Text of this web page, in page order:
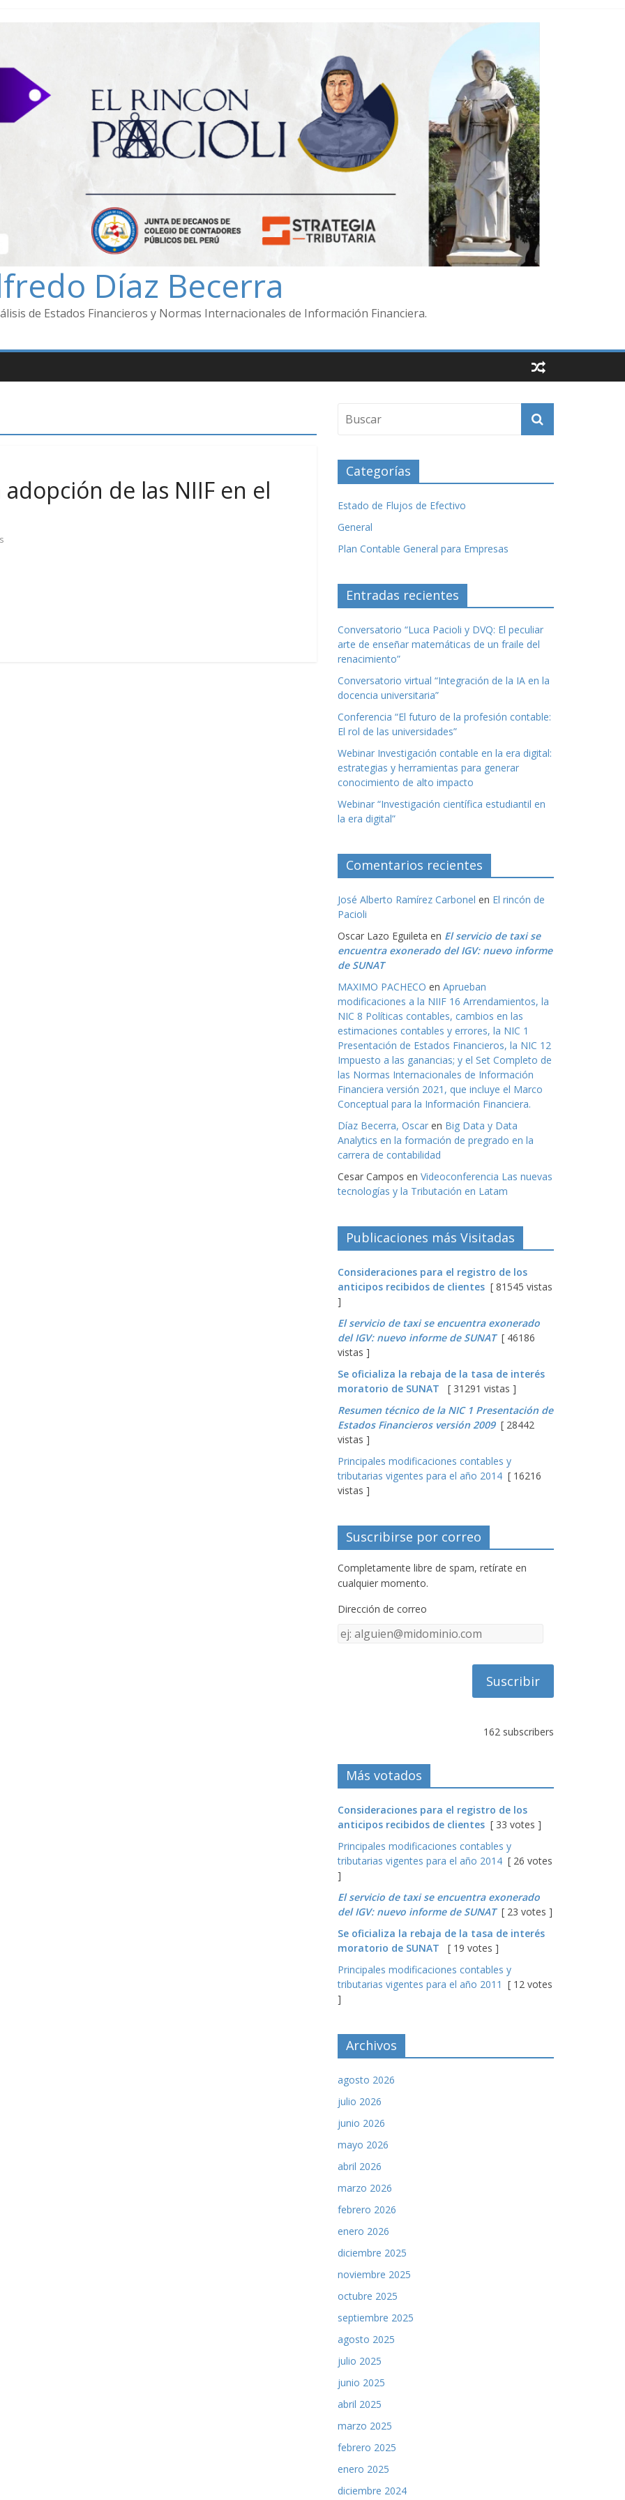
Díaz Becerra
de Estados Financieros y Normas Internacionales de Información Financiera.
de las NIIF en el
Categorías
Estado de Flujos de Efectivo
General
Plan Contable General para Empresas
Entradas recientes
Conversatorio “Luca Pacioli y DVQ: El peculiar
arte de enseñar matemáticas de un fraile del
renacimiento”
Conversatorio virtual “Integración de la IA en la
docencia universitaria”
Conferencia “El futuro de la profesión contable:
El rol de las universidades”
Webinar Investigación contable en la era digital:
estrategias y herramientas para generar
conocimiento de alto impacto
Webinar “Investigación científica estudiantil en
la era digital”
Comentarios recientes
José Alberto Ramírez Carbonel en El rincón de
Pacioli
Oscar Lazo Eguileta en El servicio de taxi se
encuentra exonerado del IGV: nuevo informe
de SUNAT
MAXIMO PACHECO en Aprueban
modificaciones a la NIIF 16 Arrendamientos, la
NIC 8 Políticas contables, cambios en las
estimaciones contables y errores, la NIC 1
Presentación de Estados Financieros, la NIC 12
Impuesto a las ganancias; y el Set Completo de
las Normas Internacionales de Información
Financiera versión 2021, que incluye el Marco
Conceptual para la Información Financiera.
Díaz Becerra, Oscar en Big Data y Data
Analytics en la formación de pregrado en la
carrera de contabilidad
Cesar Campos en Videoconferencia Las nuevas
tecnologías y la Tributación en Latam
Publicaciones más Visitadas
Consideraciones para el registro de los
anticipos recibidos de clientes [ 81545 vistas
]
El servicio de taxi se encuentra exonerado
del IGV: nuevo informe de SUNAT[ 46186
vistas ]
Se oficializa la rebaja de la tasa de interés
moratorio de SUNAT
[ 31291 vistas ]
Resumen técnico de la NIC 1 Presentación de
Estados Financieros versión 2009[ 28442
vistas ]
Principales modificaciones contables y
tributarias vigentes para el año 2014 [ 16216
vistas ]
Suscribirse por correo
Completamente libre de spam, retírate en
cualquier momento.
Dirección de correo
Dirección
162 subscribers
Más votados
Consideraciones para el registro de los
anticipos recibidos de clientes [ 33 votes ]
Principales modificaciones contables y
tributarias vigentes para el año 2014 [ 26 votes
]
El servicio de taxi se encuentra exonerado
del IGV: nuevo informe de SUNAT[ 23 votes ]
Se oficializa la rebaja de la tasa de interés
moratorio de SUNAT
[ 19 votes ]
Principales modificaciones contables y
tributarias vigentes para el año 2011 [ 12 votes
]
Archivos
agosto 2026
julio 2026
junio 2026
mayo 2026
abril 2026
marzo 2026
febrero 2026
enero 2026
diciembre 2025
noviembre 2025
octubre 2025
septiembre 2025
agosto 2025
julio 2025
junio 2025
abril 2025
marzo 2025
febrero 2025
enero 2025
diciembre 2024